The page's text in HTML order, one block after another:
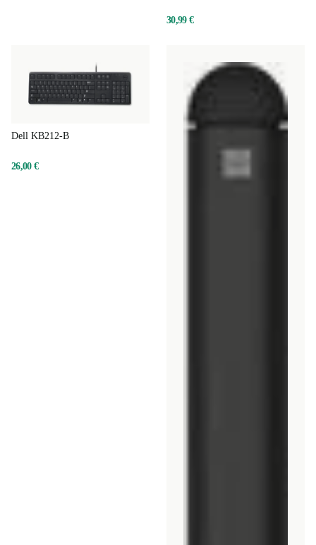
30,99 €
Dell KB212-B
26,00 €